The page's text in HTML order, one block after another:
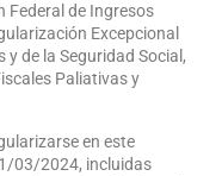
Federal de Ingresos
Excepcional
de la Seguridad Social,
Paliativas y
en este
03/2024, incluidas